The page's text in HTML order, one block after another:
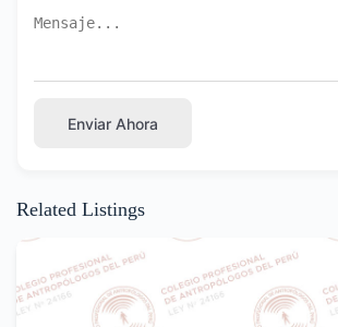
Enviar Ahora
Related Listings